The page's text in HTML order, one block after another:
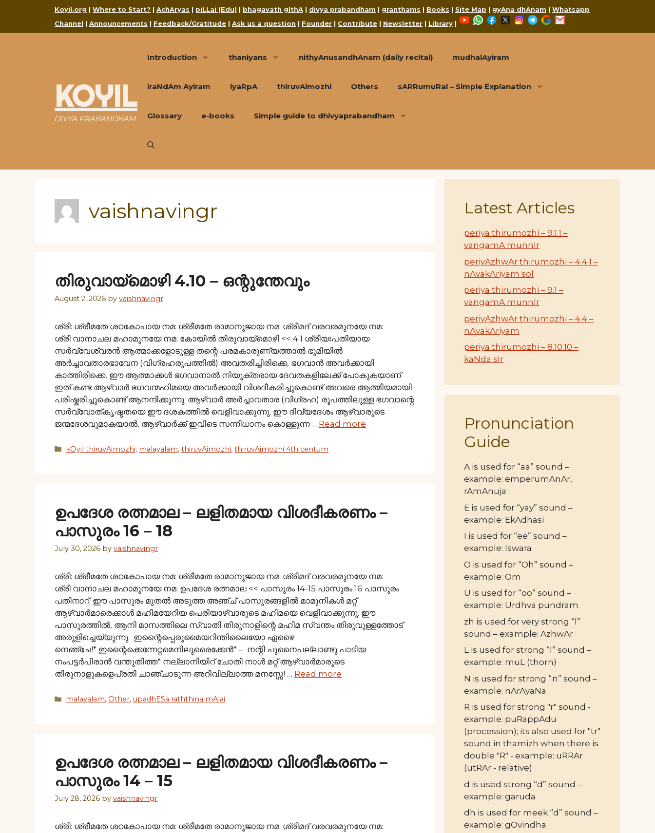
Koyil.org | Where to Start? | AchAryas | piLLai (Edu) | bhagavath gIthA | divya prabandham | granthams | Books | Site Map | gyAna dhAnam | Whatsapp
Channel | Announcements | Feedback/Gratitude | Ask us a question | Founder | Contribute | Newsletter | Library |
YouTubeWhatsApp
Facebook
X Instagram
Telegram
Google
KOYIL
DIVYA PRABANDHAM
Introduction thaniyans nithyAnusandhAnam (daily recital) mudhalAyiram
iraNdAm Ayiram iyaRpA thiruvAimozhi Others sARRumuRai – Simple Explanation
Glossary e-books Simple guide to dhivyaprabandham
vaishnavingr
തിരുവായ്മൊഴി 4.10 – ഒന്റുന്തേവും
August 2, 2026 by vaishnavingr
ശ്രീ: ശ്രീമതേ ശഠകോപായ നമ: ശ്രീമതേ രാമാനുജായ നമ: ശ്രീമദ് വരവരമുനയേ നമ:
ശ്രീ വാനാചല മഹാമുനയേ നമ: കോയിൽ തിരുവായ്മൊഴി << 4.1 ശ്രീയഃപതിയായ
സർവ്വേശ്വരൻ ആത്മാക്കളോടുള്ള തന്റെ പരമകാരുണ്യത്താൽ ഭൂമിയിൽ
അർച്ചാവതാരഭാവേന (വിഗ്രഹരൂപത്തിൽ) അവതരിച്ചിരിക്കെ, ഭഗവാൻ അവർക്കായി
കാത്തിരിക്കെ, ഈ ആത്മാക്കൾ ഭഗവാനാൽ നിയുക്തരായ ദേവതകളിലേക്ക് പോകുകയാണ്.
ഇത് കണ്ട ആഴ്വാർ ഭഗവന്മഹിമയെ അവർക്കായി വിശദീകരിച്ചുകൊണ്ട് അവരെ ആത്മീയമായി
പരിഷ്കരിച്ചുകൊണ്ട് ആനന്ദിക്കുന്നു. ആഴ്വാർ അർച്ചാവതാര (വിഗ്രഹ) രൂപത്തിലുള്ള ഭഗവാന്റെ
സർവ്വോത്കൃഷ്ടതയെ ഈ ദശകത്തിൽ വെളിവാക്കുന്നു. ഈ ദിവ്യദേശം ആഴ്വാരുടെ
ജന്മദേശവുമാകയാൽ, ആഴ്വാർക്ക് ഇവിടെ സന്നിധാനം കൊള്ളുന്ന … Read more
Categories
kOyil thiruvAimozhi, malayalam,thiruvAimozhi,thiruvAimozhi 4th centum
ഉപദേശ രത്നമാല – ലളിതമായ വിശദീകരണം –
പാസുരം 16 – 18
July 30, 2026 by vaishnavingr
ശ്രീ: ശ്രീമതേ ശഠകോപായ നമ: ശ്രീമതേ രാമാനുജായ നമ: ശ്രീമദ് വരവരമുനയേ നമ:
ശ്രീ വാനാചല മഹാമുനയേ നമ: ഉപദേശ രത്നമാല << പാസുരം 14-15 പാസുരം 16 പാസുരം
പതിനാറ്. ഈ പാസുരം മുതല്‍ അടുത്ത അഞ്ച് പാസുരങ്ങളില്‍ മാമുനികള്‍ മറ്റ്
ആഴ്വാര്‍മാരെക്കാള്‍ മഹിമയേറിയ പെരിയാഴ്വാരുടെ മഹിമയെ വെളിവാക്കുന്നു. ഈ
പാസുരത്തില്‍, ആനി മാസത്തിലെ സ്വാതി തിരുനാളിന്റെ മഹിമ സ്വന്തം തിരുവുള്ളത്തോട്
അരുളിച്ചെയ്യുന്നു. ഇന്റൈപ്പെരുമൈയറിന്തിലൈയോ ഏഴൈ
നെഞ്ചേ!* ഇന്റൈക്കെന്നേറ്റമെനിലുരൈക്കേന്‍* – നന്റി പുനൈപല്ലാണ്ടു പാടിയ
നംപട്ടര്‍പിരാന്‍ വന്തുതിത്ത* നല്ലാനിയിറ് ചോതി നാള്‍ മറ്റ് ആഴ്വാര്‍മാരുടെ
തിരുനാളുകളെപ്രതി ചാഞ്ചാടുന്ന അറിവില്ലാത്ത മനസ്സേ! … Read more
Categories
malayalam, Other,upadhESa raththina mAlai
ഉപദേശ രത്നമാല – ലളിതമായ വിശദീകരണം –
പാസുരം 14 – 15
July 28, 2026 by vaishnavingr
ശ്രീ: ശ്രീമതേ ശഠകോപായ നമ: ശ്രീമതേ രാമാനുജായ നമ: ശ്രീമദ് വരവരമുനയേ നമ:
Latest Articles
periya thirumozhi – 9.1.1 –
vangamA munnIr
periyAzhwAr thirumozhi – 4.4.1 –
nAvakAriyam sol
periya thirumozhi – 9.1 –
vangamA munnIr
periyAzhwAr thirumozhi – 4.4 –
nAvakAriyam
periya thirumozhi – 8.10.10 –
kaNda sIr
Pronunciation
Guide
A is used for “aa” sound –
example: emperumAnAr,
rAmAnuja
E is used for “yay” sound –
example: EkAdhasi
I is used for “ee” sound –
example: Iswara
O is used for “Oh” sound –
example: Om
U is used for “oo” sound –
example: Urdhva pundram
zh is used for very strong “l”
sound – example: AzhwAr
L is used for strong “l” sound –
example: muL (thorn)
N is used for strong “n” sound –
example: nArAyaNa
R is used for strong "r" sound -
example: puRappAdu
(procession); its also used for "tr"
sound in thamizh when there is
double "R" - example: uRRAr
(utRAr - relative)
d is used strong “d” sound –
example: garuda
dh is used for meek “d” sound –
example: gOvindha